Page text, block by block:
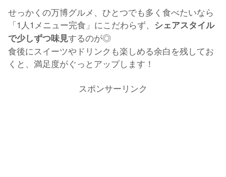
せっかくの万博グルメ、ひとつでも多く食べたいなら
「1人1メニュー完食」にこだわらず、 シェアスタイル
で少しずつ味見するのが◎
食後にスイーツやドリンクも楽しめる余白を残してお
くと、満足度がぐっとアップします！
スポンサーリンク